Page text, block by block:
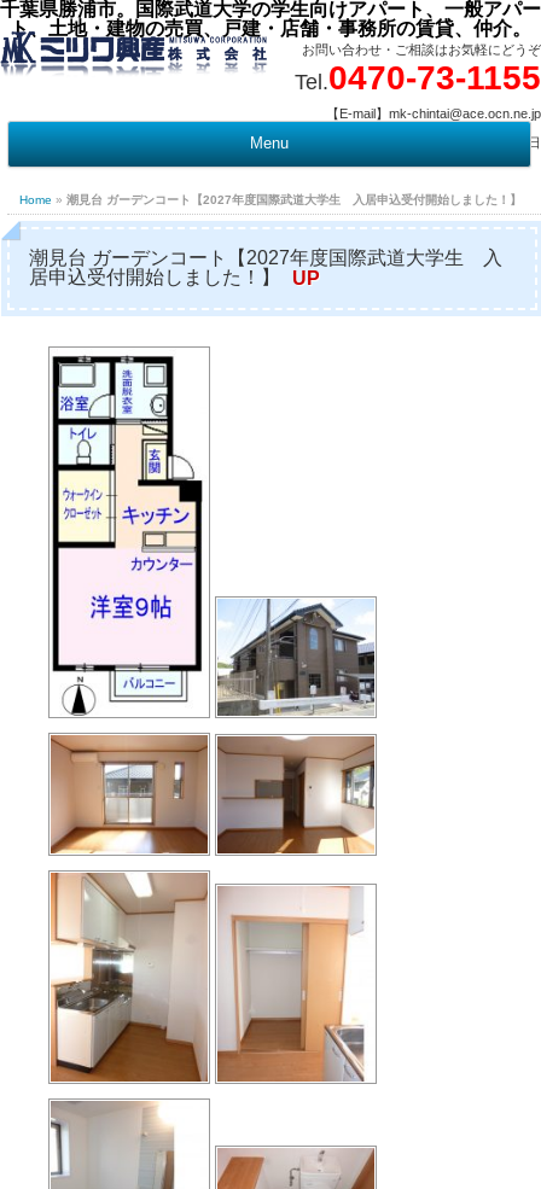
千葉県勝浦市。国際武道大学の学生向けアパート、一般アパー
ト、土地・建物の売買、戸建・店舗・事務所の賃貸、仲介。
お問い合わせ・ご相談はお気軽にどうぞ
Tel.0470-73-1155
【E-mail】mk-chintai@ace.ocn.ne.jp
【営業時間】09:00 ～ 17:15 【定 休 日】水曜・祭日
Menu
Home » 潮見台 ガーデンコート【2027年度国際武道大学生 入居申込受付開始しました！】
潮見台 ガーデンコート【2027年度国際武道大学生 入
居申込受付開始しました！】
UP